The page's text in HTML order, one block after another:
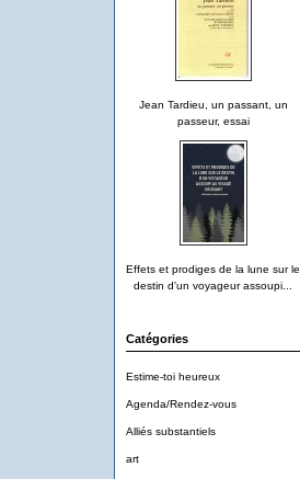
Jean Tardieu, un passant, un
passeur, essai
Effets et prodiges de la lune sur le
destin d'un voyageur assoupi...
Catégories
Estime-toi heureux
Agenda/Rendez-vous
Alliés substantiels
art